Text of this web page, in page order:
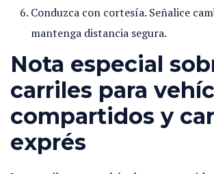
Conduzca con cortesía. Señalice
mantenga distancia segura.
Nota especial
carriles para
compartidos y
exprés